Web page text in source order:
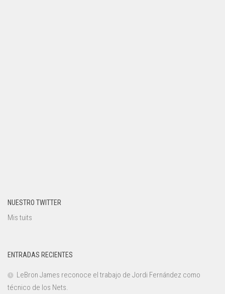
NUESTRO TWITTER
Mis tuits
ENTRADAS RECIENTES
LeBron James reconoce el trabajo de Jordi Fernández como
técnico de los Nets.